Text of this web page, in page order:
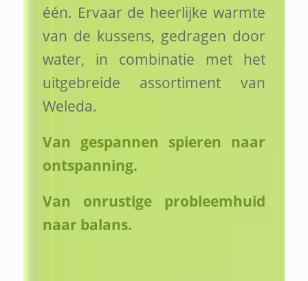
één. Ervaar de heerlijke warmte
van de kussens, gedragen door
water, in combinatie met het
uitgebreide assortiment van
Weleda.
Van gespannen spieren naar
ontspanning.
Van onrustige probleemhuid
naar balans.